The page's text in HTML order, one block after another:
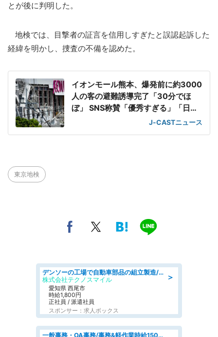
とが後に判明した。
地検では、目撃者の証言を信用しすぎたと誤認起訴した
経緯を明かし、捜査の不備を認めた。
イオンモール熊本、爆発前に約3000
人の客の避難誘導完了「30分でほ
ぼ」 SNS称賛「優秀すぎる」「日頃
J-CASTニュース
東京地検
＞
デンソーの工場で自動車部品の組立製造/denso aichi
株式会社テクノスマイル
愛知県 西尾市
時給1,800円
正社員 / 派遣社員
スポンサー：求人ボックス
一般事務・OA事務/事務&軽作業時給1500円土日祝休み各種社保完備